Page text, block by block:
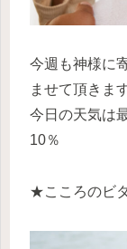
今週も神様に
ませて頂きます
今日の天気は
10％
★こころのビ